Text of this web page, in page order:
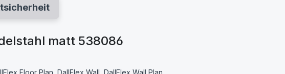
matt 538086
Floor Plan, DallFlex Wall, DallFlex Wall Plan